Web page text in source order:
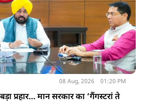
08 Aug, 2026 01:20 PM
प्रहार… मान सरकार का ‘गैंगस्टरां ते